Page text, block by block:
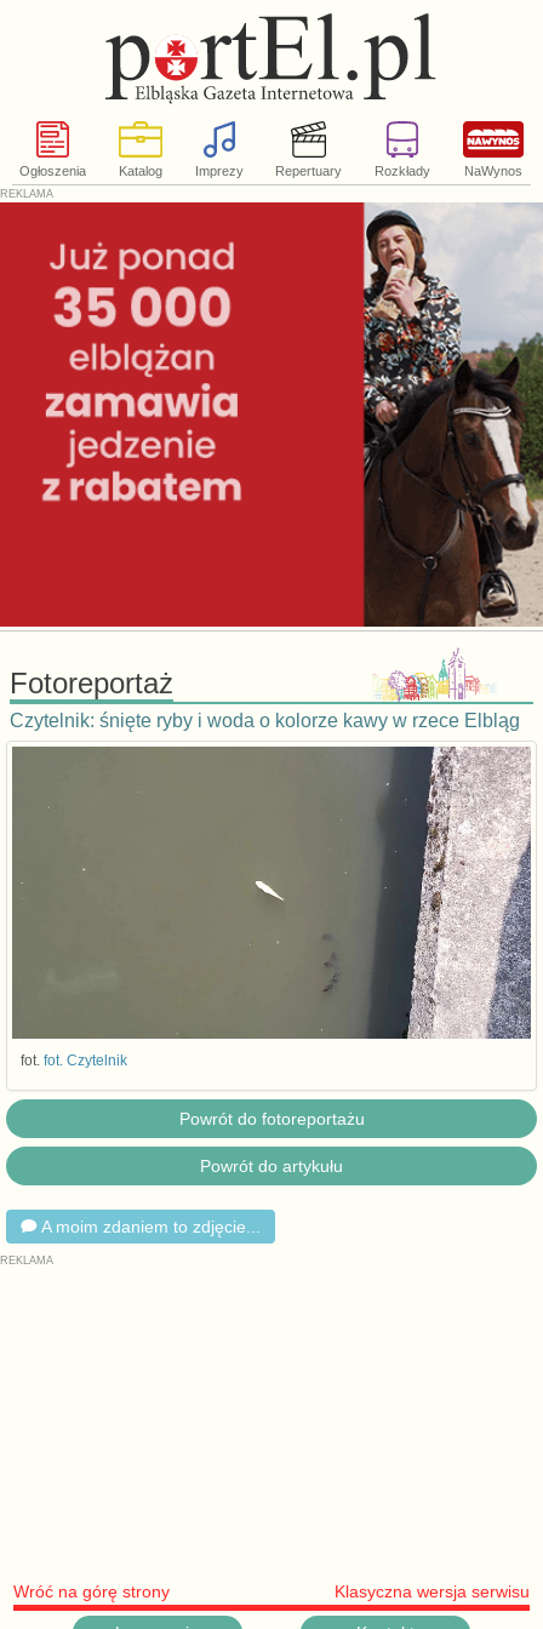
Ogłoszenia Katalog Imprezy Repertuary Rozkłady NaWynos
Fotoreportaż
Czytelnik: śnięte ryby i woda o kolorze kawy w rzece Elbląg
fot. fot. Czytelnik
Powrót do fotoreportażu
Powrót do artykułu
A moim zdaniem to zdjęcie...
Wróć na górę strony Klasyczna wersja serwisu